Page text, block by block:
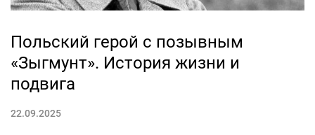
Польский герой с позывным
«Зыгмунт». История жизни и
подвига
22.09.2025